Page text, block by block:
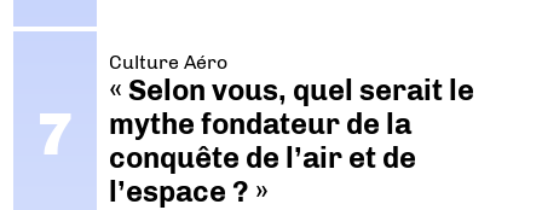
Culture Aéro
« Selon vous, quel serait le
mythe fondateur de la
conquête de l’air et de
l’espace ? »